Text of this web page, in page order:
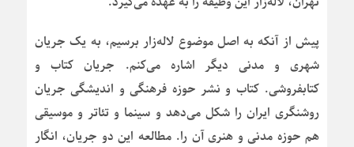
پیش از آنکه به اصل موضوع لاله‌زار برسیم، به یک جریان
شهری و مدنی دیگر اشاره می‌کنم. جریان کتاب و
کتابفروشی. کتاب و نشر حوزه فرهنگی و اندیشگی جریان
روشنگری ایران را شکل می‌دهد و سینما و تئاتر و موسیقی
هم حوزه مدنی و هنری آن را. مطالعه این دو جریان، انگار